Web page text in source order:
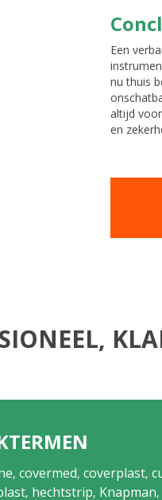
Een
nu thuis
altijd
en
, covermed, coverplast,
, hechtstrip, Knapman,